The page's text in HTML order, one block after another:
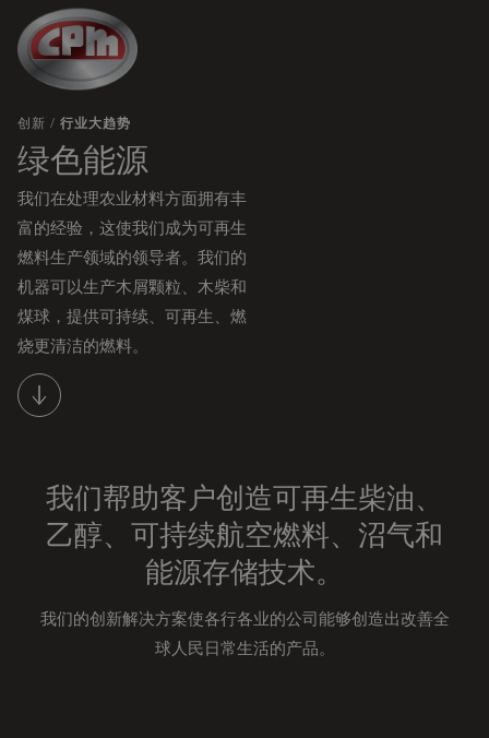
跳
至
主
内
容
创新 / 行业大趋势
绿色能源
我们在处理农业材料方面拥有丰
富的经验，这使我们成为可再生
燃料生产领域的领导者。我们的
机器可以生产木屑颗粒、木柴和
煤球，提供可持续、可再生、燃
烧更清洁的燃料。
我们帮助客户创造可再生柴油、
乙醇、可持续航空燃料、沼气和
能源存储技术。
我们的创新解决方案使各行各业的公司能够创造出改善全
球人民日常生活的产品。